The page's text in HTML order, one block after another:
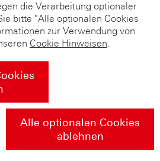
die Verarbeitung optionaler
bitte "Alle optionalen Cookies
zur Verwendung von
Cookie Hinweisen.
Alle optionalen Cookies
ablehnen